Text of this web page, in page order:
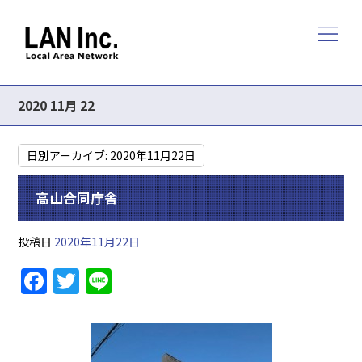
2020 11月 22
日別アーカイブ: 2020年11月22日
高山合同庁舎
投稿日 2020年11月22日
F
a
T
w
itte